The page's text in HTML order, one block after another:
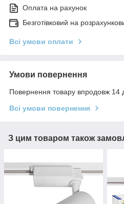
Оплата на рахунок
Безготівковий на
Всі умови оплати
Умови повернення
Повернення товару впродовж 14
Всі умови повернення
З цим товаром також